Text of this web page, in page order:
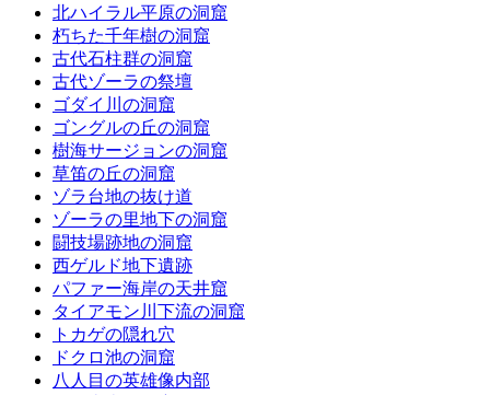
北ハイラル平原の洞窟
朽ちた千年樹の洞窟
古代石柱群の洞窟
古代ゾーラの祭壇
ゴダイ川の洞窟
ゴングルの丘の洞窟
樹海サージョンの洞窟
草笛の丘の洞窟
ゾラ台地の抜け道
ゾーラの里地下の洞窟
闘技場跡地の洞窟
西ゲルド地下遺跡
パファー海岸の天井窟
タイアモン川下流の洞窟
トカゲの隠れ穴
ドクロ池の洞窟
八人目の英雄像内部